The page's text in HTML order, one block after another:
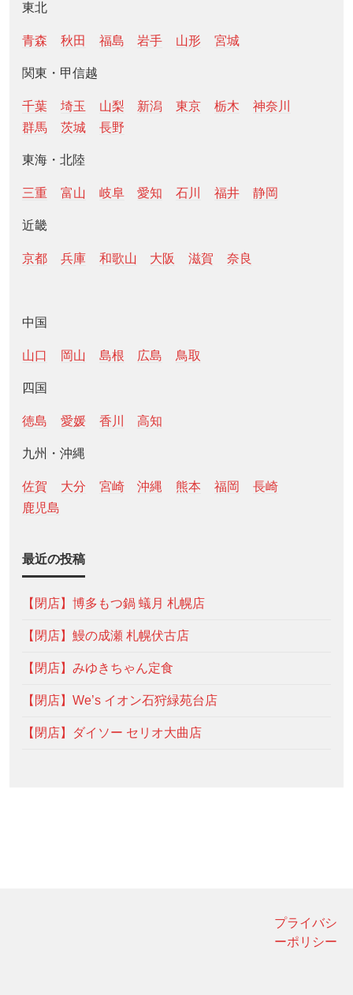
東北
青森 秋田 福島 岩手 山形 宮城
関東・甲信越
千葉 埼玉 山梨 新潟 東京 栃木
神奈川
群馬
茨城 長野
東海・北陸
三重 富山 岐阜 愛知 石川 福井 静岡
近畿
京都 兵庫 和歌山 大阪 滋賀 奈良
中国
山口 岡山 島根 広島 鳥取
四国
徳島 愛媛 香川 高知
九州・沖縄
佐賀 大分 宮崎 沖縄 熊本 福岡
長崎
鹿児島
最近の投稿
【閉店】博多もつ鍋 蟻月 札幌店
【閉店】鰻の成瀬 札幌伏古店
【閉店】みゆきちゃん定食
【閉店】We’s イオン石狩緑苑台店
【閉店】ダイソー セリオ大曲店
プライバシ
ーポリシー